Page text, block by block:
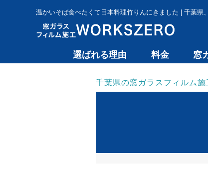
温かいそば食べたくて日本料理竹りんにきました | 千葉
選ばれる理由 料金 窓
千葉県の窓ガラスフィルム